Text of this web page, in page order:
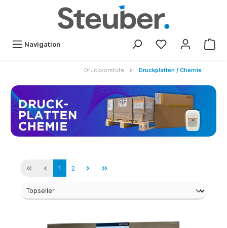
Navigation
Druckvorstufe Druckplatten / Chemie
1 2